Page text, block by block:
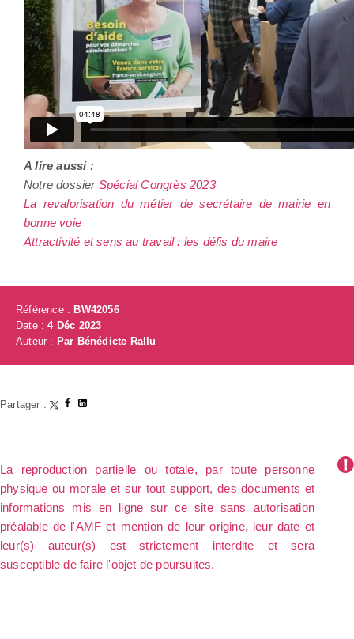
A lire aussi :
Notre dossier Spécial Congrès 2023
La revalorisation du métier de secrétaire de mairie en
bonne voie
Attractivité et sens au travail : les défis du maire
Référence : BW42056
Date :4 Déc 2023
Auteur : Par Bénédicte Rallu
Partager :
La reproduction partielle ou totale, par toute personne
physique ou morale et sur tout support, des documents et
informations mis en ligne sur ce site sans autorisation
préalable de l'AMF et mention de leur origine, leur date et
leur(s) auteur(s) est strictement interdite et sera
susceptible de faire l'objet de poursuites.